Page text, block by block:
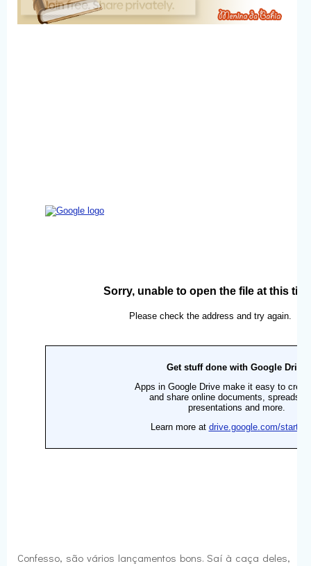
Confesso, são vários lançamentos bons. Saí à caça deles,